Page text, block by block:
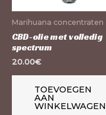
Marihuana concentraten
CBD-olie met volledig
spectrum
20.00€
TOEVOEGEN
AAN
WINKELWAGEN